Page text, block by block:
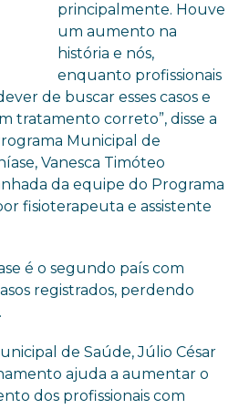
principalmente. Houve
um aumento na
história e nós,
enquanto profissionais
de buscar esses casos e
tratamento correto”, disse a
Municipal de
Vanesca Timóteo
da equipe do Programa
fisioterapeuta e assistente
é o segundo país com
registrados, perdendo
de Saúde, Júlio César
ajuda a aumentar o
dos profissionais com